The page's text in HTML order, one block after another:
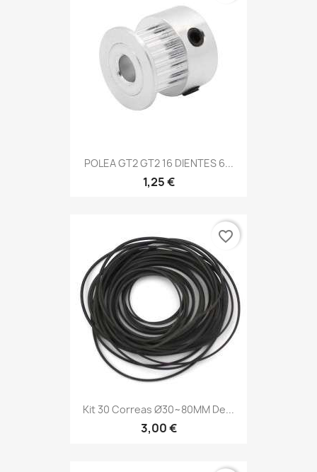
POLEA GT2 GT2 16 DIENTES 6...
1,25 €
Kit 30 Correas Ø30~80MM De...
3,00 €
favorite_border